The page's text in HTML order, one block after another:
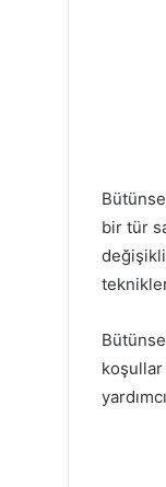
bir tür
koşullar